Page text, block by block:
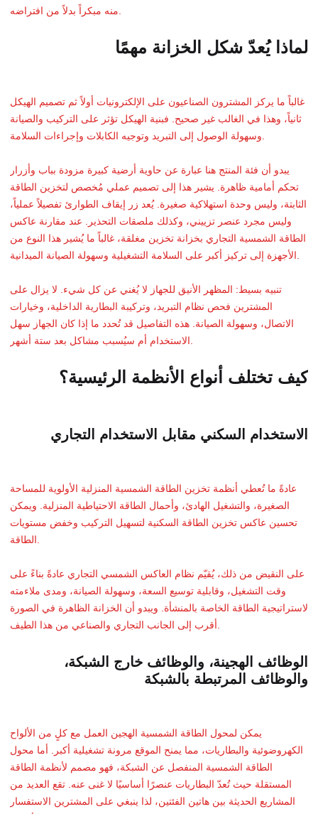
منه مبكراً بدلاً من افتراضه.
لماذا يُعدّ شكل الخزانة مهمًا
غالباً ما يركز المشترون الصناعيون على الإلكترونيات أولاً ثم تصميم الهيكل
ثانياً، وهذا في الغالب غير صحيح. فبنية الهيكل تؤثر على التركيب والصيانة
وسهولة الوصول إلى التبريد وتوجيه الكابلات وإجراءات السلامة.
يبدو أن فئة المنتج هنا عبارة عن حاوية أرضية كبيرة مزودة بباب وأزرار
تحكم أمامية ظاهرة. يشير هذا إلى تصميم عملي مُخصص لتخزين الطاقة
الثابتة، وليس وحدة استهلاكية صغيرة. يُعد زر إيقاف الطوارئ تفصيلاً عملياً،
وليس مجرد عنصر تزييني، وكذلك ملصقات التحذير. عند مقارنة عاكس
الطاقة الشمسية التجاري بخزانة تخزين مغلقة، غالباً ما يُشير هذا النوع من
الأجهزة إلى تركيز أكبر على السلامة التشغيلية وسهولة الصيانة الميدانية.
تنبيه بسيط: المظهر الأنيق للجهاز لا يُغني عن كل شيء. لا يزال على
المشترين فحص نظام التبريد، وتركيبة البطارية الداخلية، وخيارات
الاتصال، وسهولة الصيانة. هذه التفاصيل قد تُحدد ما إذا كان الجهاز سهل
الاستخدام أم سيُسبب مشاكل بعد ستة أشهر.
كيف تختلف أنواع الأنظمة الرئيسية؟
الاستخدام السكني مقابل الاستخدام التجاري
عادةً ما تُعطي أنظمة تخزين الطاقة الشمسية المنزلية الأولوية للمساحة
الصغيرة، والتشغيل الهادئ، وأحمال الطاقة الاحتياطية المنزلية. ويمكن
تحسين عاكس تخزين الطاقة السكنية لتسهيل التركيب وخفض مستويات
الطاقة.
على النقيض من ذلك، يُقيّم نظام العاكس الشمسي التجاري عادةً بناءً على
وقت التشغيل، وقابلية توسيع السعة، وسهولة الصيانة، ومدى ملاءمته
لاستراتيجية الطاقة الخاصة بالمنشأة. ويبدو أن الخزانة الظاهرة في الصورة
أقرب إلى الجانب التجاري والصناعي من هذا الطيف.
الوظائف الهجينة، والوظائف خارج الشبكة،
والوظائف المرتبطة بالشبكة
يمكن لمحول الطاقة الشمسية الهجين العمل مع كلٍ من الألواح
الكهروضوئية والبطاريات، مما يمنح الموقع مرونة تشغيلية أكبر. أما محول
الطاقة الشمسية المنفصل عن الشبكة، فهو مصمم لأنظمة الطاقة
المستقلة حيث تُعدّ البطاريات عنصرًا أساسيًا لا غنى عنه. تقع العديد من
المشاريع الحديثة بين هاتين الفئتين، لذا ينبغي على المشترين الاستفسار